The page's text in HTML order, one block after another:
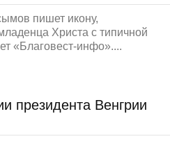
пишет икону,
Христа с типичной
«Благовест-инфо»....
президента Венгрии